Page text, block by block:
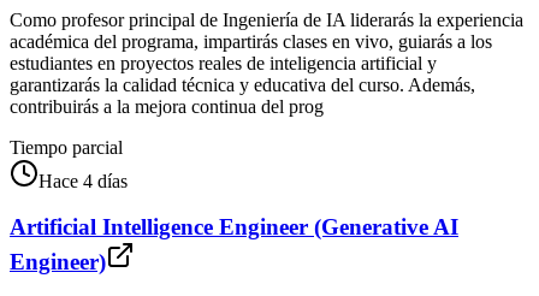
Como profesor principal de Ingeniería de IA liderarás la experiencia
académica del programa, impartirás clases en vivo, guiarás a los
estudiantes en proyectos reales de inteligencia artificial y
garantizarás la calidad técnica y educativa del curso. Además,
contribuirás a la mejora continua del prog
Tiempo parcial
Hace 4 días
Artificial Intelligence Engineer (Generative AI
Engineer)